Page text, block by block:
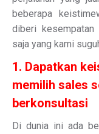
beberapa
diberi kesempatan
saja yang kami
1. Dapatkan
memilih sales
berkonsultasi
Di dunia ini ada